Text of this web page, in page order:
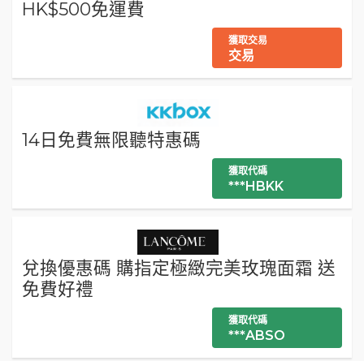
HK$500免運費
獲取交易
交易
14日免費無限聽特惠碼
獲取代碼
***HBKK
兌換優惠碼 購指定極緻完美玫瑰面霜 送
免費好禮
獲取代碼
***ABSO